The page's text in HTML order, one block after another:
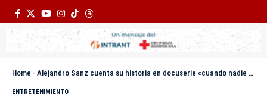
Home - Alejandro Sanz cuenta su historia en docuserie «cuando nadie me ve» de Sony Music Vision
ENTRETENIMIENTO